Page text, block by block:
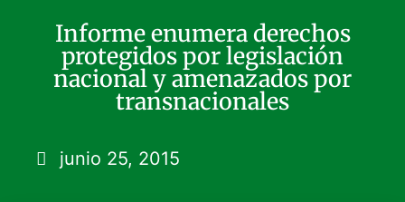
Informe enumera derechos
protegidos por legislación
nacional y amenazados por
transnacionales
junio 25, 2015